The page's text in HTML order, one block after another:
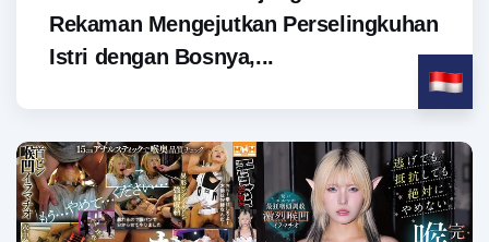
Rekaman Mengejutkan Perselingkuhan
Istri dengan Bosnya,...